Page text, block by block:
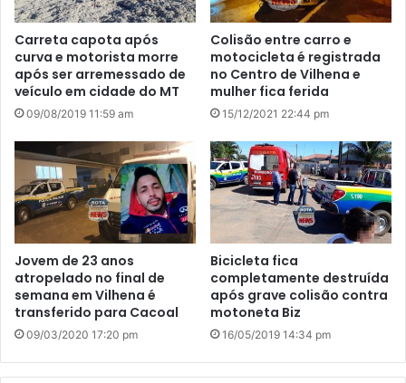
Carreta capota após
curva e motorista morre
após ser arremessado de
veículo em cidade do MT
09/08/2019 11:59 am
Colisão entre carro e
motocicleta é registrada
no Centro de Vilhena e
mulher fica ferida
15/12/2021 22:44 pm
Jovem de 23 anos
atropelado no final de
semana em Vilhena é
transferido para Cacoal
09/03/2020 17:20 pm
Bicicleta fica
completamente destruída
após grave colisão contra
motoneta Biz
16/05/2019 14:34 pm